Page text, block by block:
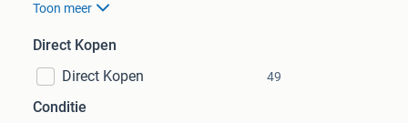
Toon meer
Direct Kopen
Direct Kopen
49
Conditie